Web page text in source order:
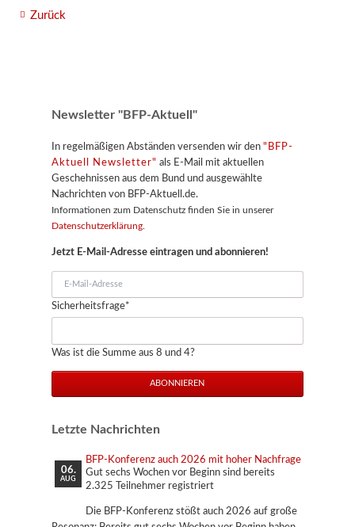
Zurück
Newsletter "BFP-Aktuell"
In regelmäßigen Abständen versenden wir den "BFP-
Aktuell Newsletter" als E-Mail mit aktuellen
Geschehnissen aus dem Bund und ausgewählte
Nachrichten von BFP-Aktuell.de.
Informationen zum Datenschutz finden Sie in unserer
Datenschutzerklärung.
Jetzt E-Mail-Adresse eintragen und abonnieren!
Adresse
Pflichtfeld
Sicherheitsfrage*
Was ist die Summe aus 8 und 4?
ABONNIEREN
Letzte Nachrichten
06.
AUG
BFP-Konferenz auch 2026 mit hoher Nachfrage
Gut sechs Wochen vor Beginn sind bereits
2.325 Teilnehmer registriert
Die BFP-Konferenz stößt auch 2026 auf große